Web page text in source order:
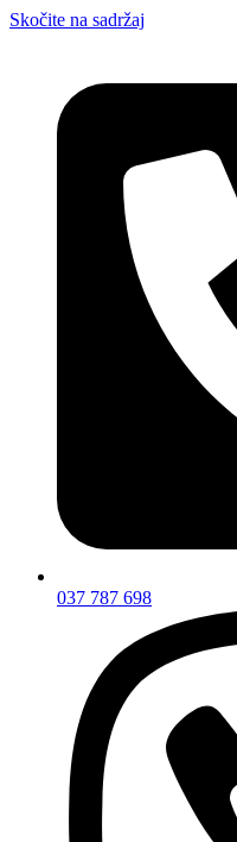
Skočite na sadržaj
037 787 698